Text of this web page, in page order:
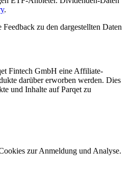
.
zu den dargestellten Daten
Fintech GmbH eine Affiliate-
darüber erworben werden. Dies
und Inhalte auf Parqet zu
zur Anmeldung und Analyse.